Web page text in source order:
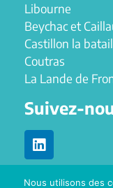
Libourne
Beychac et
Castillon la
Coutras
La Lande de
Suivez-
Nous utilisons des